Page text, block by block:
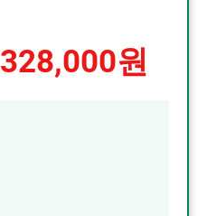
328,000원